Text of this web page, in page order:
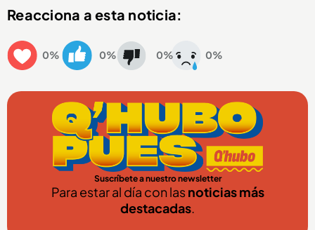
Reacciona a esta noticia:
0% 0% 0% 0%
Suscríbete a nuestro newsletter
Para estar al día con lasnoticias más
destacadas.